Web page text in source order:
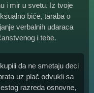
i mir u svetu. Iz tvoje
biće, taraba o
verbalnih udaraca
i tebe.
da ne smetaju deci
uz plač odvukli sa
razreda osnovne,